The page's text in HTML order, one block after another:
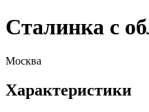
Сталинка с
Москва
Характеристики